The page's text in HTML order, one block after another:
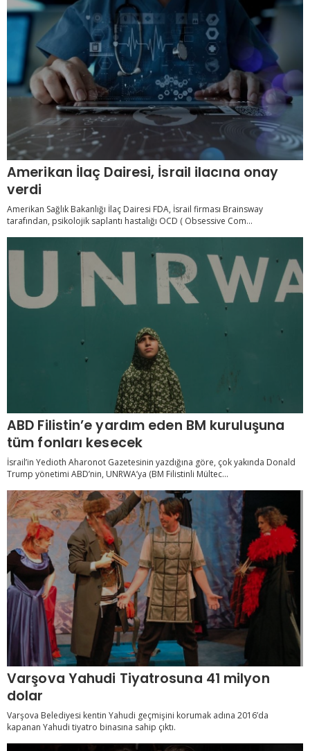
Amerikan İlaç Dairesi, İsrail ilacına onay
verdi
Amerikan Sağlık Bakanlığı İlaç Dairesi FDA, İsrail firması Brainsway
tarafından, psikolojik saplantı hastalığı OCD ( Obsessive Com...
ABD Filistin’e yardım eden BM kuruluşuna
tüm fonları kesecek
İsrail’in Yedioth Aharonot Gazetesinin yazdığına göre, çok yakında Donald
Trump yönetimi ABD’nin, UNRWA’ya (BM Filistinli Mültec...
Varşova Yahudi Tiyatrosuna 41 milyon
dolar
Varşova Belediyesi kentin Yahudi geçmişini korumak adına 2016’da
kapanan Yahudi tiyatro binasına sahip çıktı.